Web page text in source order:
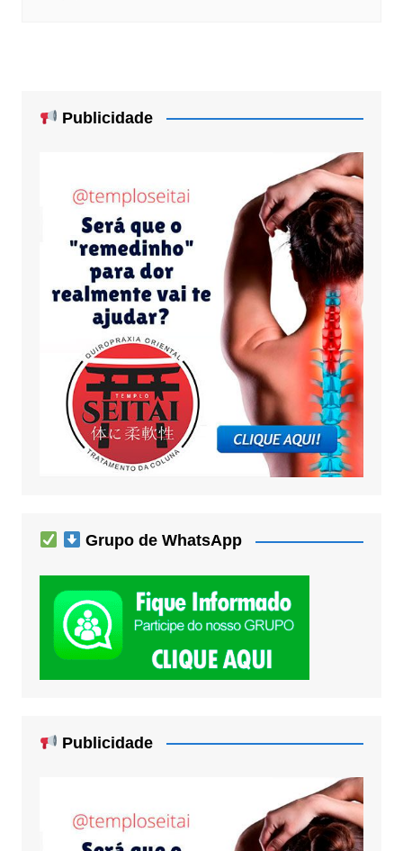
Publicidade
Grupo de WhatsApp
Publicidade